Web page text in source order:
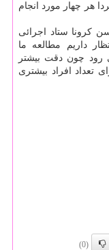
هر چهار مورد انجام
کرونا ستاد اجرائی
داریم مطالعه ما
رود چون دقت بیشتر
تعداد افراد بیشتری
(0)